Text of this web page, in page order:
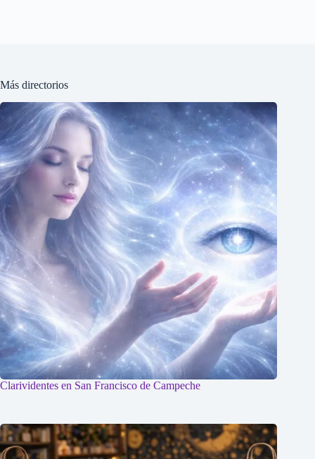
Más directorios
Clarividentes en San Francisco de Campeche